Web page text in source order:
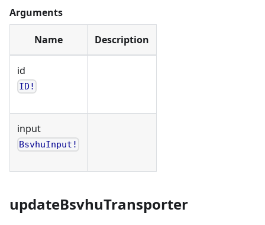
Arguments
Name Description
id
ID!
input
BsvhuInput!
updateBsvhuTransporter